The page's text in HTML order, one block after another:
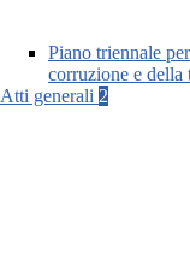
Piano triennale
corruzione e della
Atti generali 2